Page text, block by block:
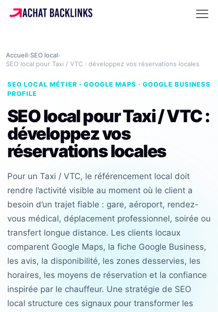
Accueil›SEO local›
SEO local pour Taxi / VTC : développez vos réservations locales
SEO LOCAL MÉTIER · GOOGLE MAPS · GOOGLE BUSINESS
PROFILE
SEO local pour Taxi / VTC :
développez vos
réservations locales
Pour un Taxi / VTC, le référencement local doit
rendre l’activité visible au moment où le client a
besoin d’un trajet fiable : gare, aéroport, rendez-
vous médical, déplacement professionnel, soirée ou
transfert longue distance. Les clients locaux
comparent Google Maps, la fiche Google Business,
les avis, la disponibilité, les zones desservies, les
horaires, les moyens de réservation et la confiance
inspirée par le chauffeur. Une stratégie de SEO
local structure ces signaux pour transformer les